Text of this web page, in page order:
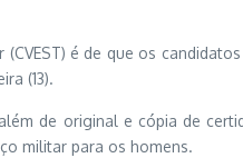
é de que os
(13).
de original e cópia de
militar para os homens.